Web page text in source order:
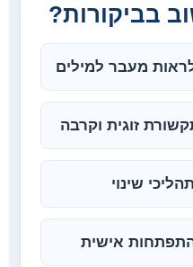
בביקורות?
מעבר למילים
זוגית וקרבה
שינוי
אישית